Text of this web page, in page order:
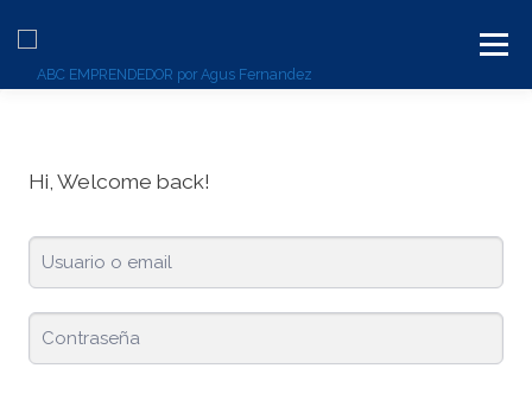
Menú
Hi, Welcome back!